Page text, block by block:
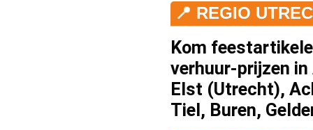
📍 REGIO
Kom
verhuur-prijzen in
Elst (Utrecht),
Tiel, Buren,